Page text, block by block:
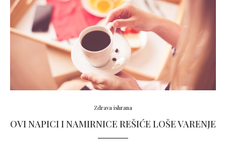
Zdrava ishrana
OVI NAPICI I NAMIRNICE REŠIĆE LOŠE VARENJE